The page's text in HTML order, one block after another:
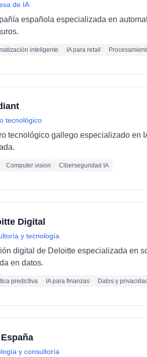
de IA
española especializada en
inteligente IA para retail
tecnológico
tecnológico gallego especializado en
Computer vision Ciberseguridad IA
Digital
y tecnología
digital de Deloitte especializada en
en datos.
predictiva IA para finanzas Datos y privacidad
y consultoría